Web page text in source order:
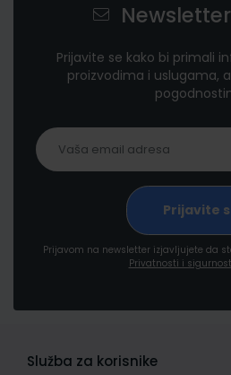
Prijavite se kako bi primali
proizvodima i uslugama,
Prijavom na newsletter izjavljujete da
Privatnosti i
Služba za korisnike